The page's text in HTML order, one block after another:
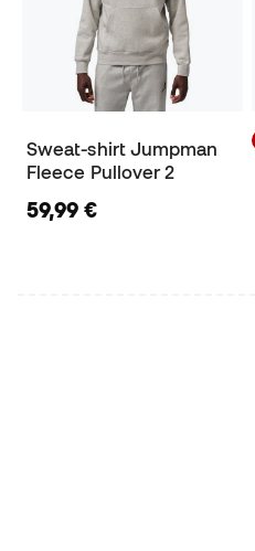
Sweat-shirt Jumpman
Fleece Pullover 2
59,99 €